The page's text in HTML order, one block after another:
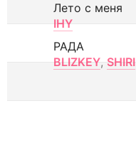
Лето с меня
IHY
РАДА
BLIZKEY, SHIRI